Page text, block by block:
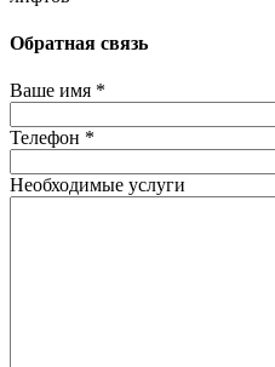
Обратная связь
Ваше имя *
Телефон *
Необходимые услуги